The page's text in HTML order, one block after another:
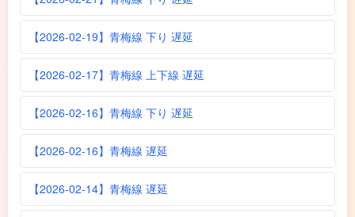
【2026-02-19】青梅線 下り 遅延
【2026-02-17】青梅線 上下線 遅延
【2026-02-16】青梅線 下り 遅延
【2026-02-16】青梅線 遅延
【2026-02-14】青梅線 遅延